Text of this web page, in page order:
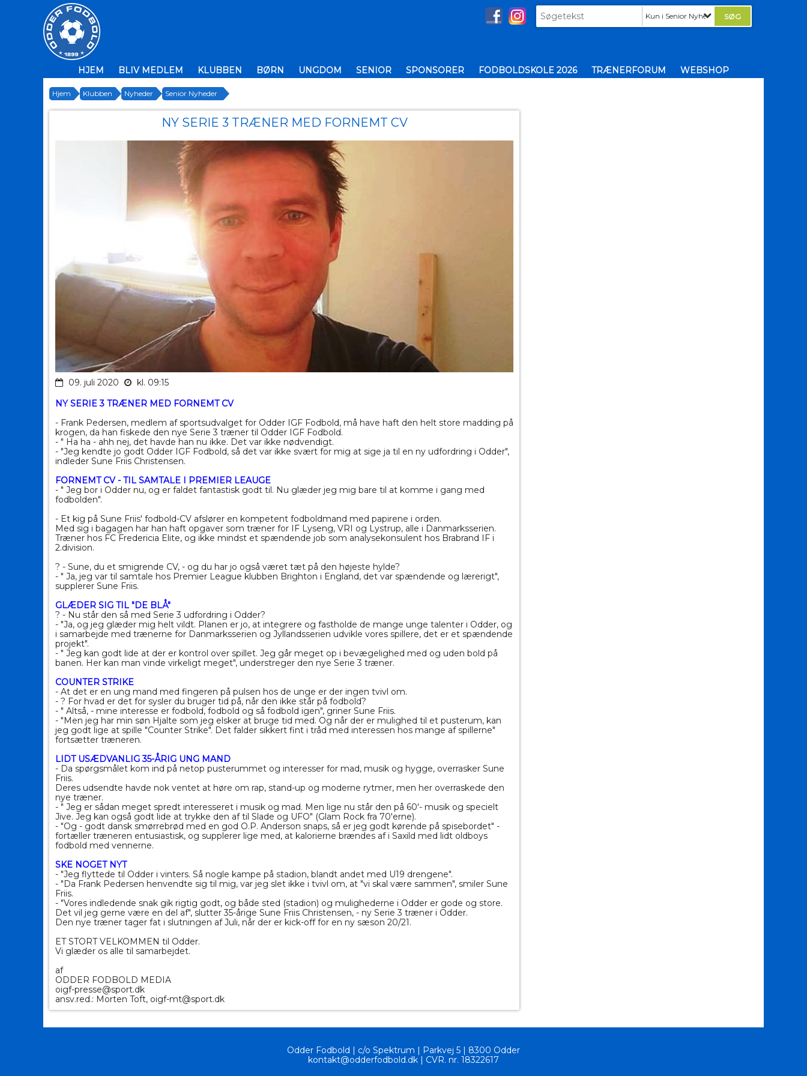
Kun i Senior Nyheder
HJEM BLIV MEDLEM KLUBBEN BØRN UNGDOM SENIOR SPONSORER FODBOLDSKOLE 2026 TRÆNERFORUM WEBSHOP
Hjem Klubben Nyheder Senior Nyheder
NY SERIE 3 TRÆNER MED FORNEMT CV
09. juli 2020
kl. 09:15
NY SERIE 3 TRÆNER MED FORNEMT CV
- Frank Pedersen, medlem af sportsudvalget for Odder IGF Fodbold, må have haft den helt store madding på
krogen, da han fiskede den nye Serie 3 træner til Odder IGF Fodbold.
- " Ha ha - ahh nej, det havde han nu ikke. Det var ikke nødvendigt.
- "Jeg kendte jo godt Odder IGF Fodbold, så det var ikke svært for mig at sige ja til en ny udfordring i Odder",
indleder Sune Friis Christensen.
FORNEMT CV - TIL SAMTALE I PREMIER LEAUGE
- " Jeg bor i Odder nu, og er faldet fantastisk godt til. Nu glæder jeg mig bare til at komme i gang med
fodbolden".
- Et kig på Sune Friis' fodbold-CV afslører en kompetent fodboldmand med papirene i orden.
Med sig i bagagen har han haft opgaver som træner for IF Lyseng, VRI og Lystrup, alle i Danmarksserien.
Træner hos FC Fredericia Elite, og ikke mindst et spændende job som analysekonsulent hos Brabrand IF i
2.division.
? - Sune, du et smigrende CV, - og du har jo også været tæt på den højeste hylde?
- " Ja, jeg var til samtale hos Premier League klubben Brighton i England, det var spændende og lærerigt",
supplerer Sune Friis.
GLÆDER SIG TIL "DE BLÅ"
? - Nu står den så med Serie 3 udfordring i Odder?
- "Ja, og jeg glæder mig helt vildt. Planen er jo, at integrere og fastholde de mange unge talenter i Odder, og
i samarbejde med trænerne for Danmarksserien og Jyllandsserien udvikle vores spillere, det er et spændende
projekt".
- " Jeg kan godt lide at der er kontrol over spillet. Jeg går meget op i bevægelighed med og uden bold på
banen. Her kan man vinde virkeligt meget", understreger den nye Serie 3 træner.
COUNTER STRIKE
- At det er en ung mand med fingeren på pulsen hos de unge er der ingen tvivl om.
- ? For hvad er det for sysler du bruger tid på, når den ikke står på fodbold?
- " Altså, - mine interesse er fodbold, fodbold og så fodbold igen", griner Sune Friis.
- "Men jeg har min søn Hjalte som jeg elsker at bruge tid med. Og når der er mulighed til et pusterum, kan
jeg godt lige at spille "Counter Strike". Det falder sikkert fint i tråd med interessen hos mange af spillerne"
fortsætter træneren.
LIDT USÆDVANLIG 35-ÅRIG UNG MAND
- Da spørgsmålet kom ind på netop pusterummet og interesser for mad, musik og hygge, overrasker Sune
Friis.
Deres udsendte havde nok ventet at høre om rap, stand-up og moderne rytmer, men her overraskede den
nye træner.
- " Jeg er sådan meget spredt interesseret i musik og mad. Men lige nu står den på 60'- musik og specielt
Jive. Jeg kan også godt lide at trykke den af til Slade og UFO" (Glam Rock fra 70'erne).
- "Og - godt dansk smørrebrød med en god O.P. Anderson snaps, så er jeg godt kørende på spisebordet" -
fortæller træneren entusiastisk, og supplerer lige med, at kalorierne brændes af i Saxild med lidt oldboys
fodbold med vennerne.
SKE NOGET NYT
- "Jeg flyttede til Odder i vinters. Så nogle kampe på stadion, blandt andet med U19 drengene".
- "Da Frank Pedersen henvendte sig til mig, var jeg slet ikke i tvivl om, at "vi skal være sammen", smiler Sune
Friis.
- "Vores indledende snak gik rigtig godt, og både sted (stadion) og mulighederne i Odder er gode og store.
Det vil jeg gerne være en del af", slutter 35-årige Sune Friis Christensen, - ny Serie 3 træner i Odder.
Den nye træner tager fat i slutningen af Juli, når der er kick-off for en ny sæson 20/21.
ET STORT VELKOMMEN til Odder.
Vi glæder os alle til samarbejdet.
af
ODDER FODBOLD MEDIA
oigf-presse@sport.dk
ansv.red.: Morten Toft, oigf-mt@sport.dk
Odder Fodbold | c/o Spektrum | Parkvej 5 | 8300 Odder
kontakt@odderfodbold.dk | CVR. nr. 18322617